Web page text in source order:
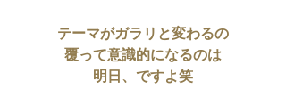
テーマがガラリと変わるの
覆って意識的になるのは
明日、ですよ笑